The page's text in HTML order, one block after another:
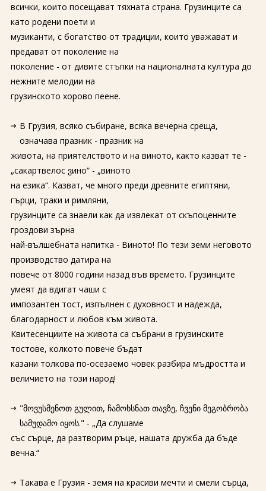
всички, които посещават тяхната страна. Грузинците са
като родени поети и
музиканти, с богатство от традиции, които уважават и
предават от поколение на
поколение - от дивите стъпки на националната култура до
нежните мелодии на
грузинското хорово пеене.
В Грузия, всяко събиране, всяка вечерна среща,
означава празник - празник на
живота, на приятелството и на виното, както казват те -
„сакартвелос ვино“ - „виното
на езика“. Казват, че много преди древните египтяни,
гърци, траки и римляни,
грузинците са знаели как да извлекат от скъпоценните
гроздови зърна
най-вълшебната напитка - Виното! По тези земи неговото
производство датира на
повече от 8000 години назад във времето. Грузинците
умеят да вдигат чаши с
импозантен тост, изпълнен с духовност и надежда,
благодарност и любов към живота.
Квитесенциите на живота са събрани в грузинските
тостове, колкото повече бъдат
казани толкова по-осезаемо човек разбира мъдростта и
величието на този народ!
"მოვუსმენოთ გულით, ჩამოხსნათ თავზე, ჩვენი მეგობრობა
სამუდამო იყოს." - „Да слушаме
със сърце, да разтворим ръце, нашата дружба да бъде
вечна.“
Такава е Грузия - земя на красиви мечти и смели сърца,